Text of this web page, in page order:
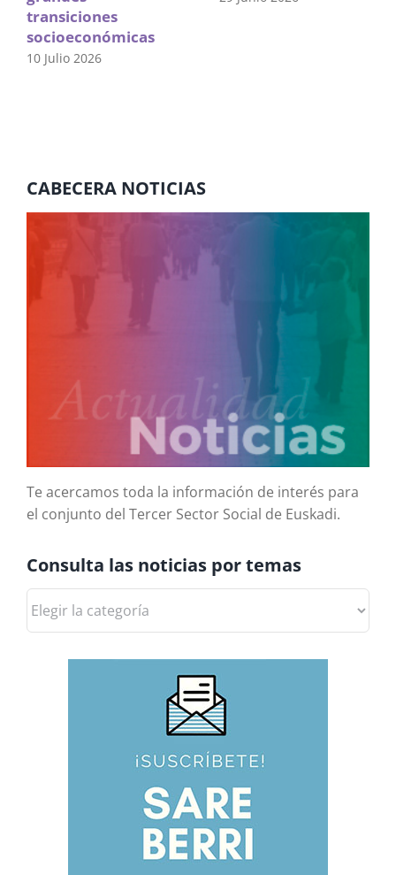
transiciones
socioeconómicas
10 Julio 2026
CABECERA NOTICIAS
Te acercamos toda la información de interés para
el conjunto del Tercer Sector Social de Euskadi.
Consulta las noticias por temas
las